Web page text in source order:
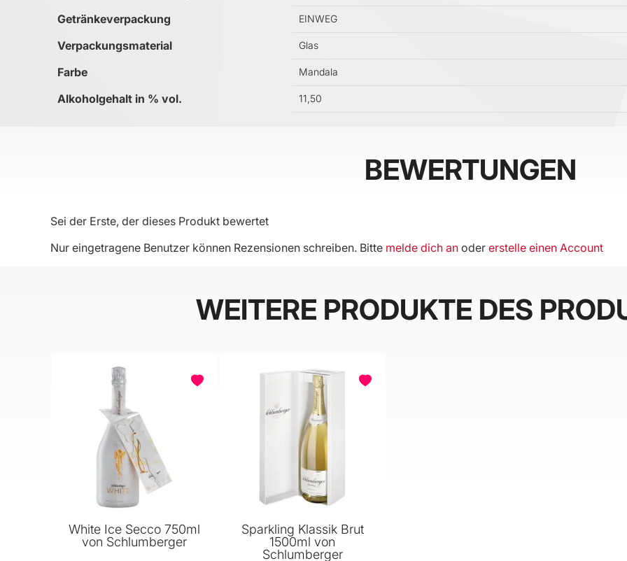
Getränkeverpackung EINWEG
Verpackungsmaterial Glas
Farbe Mandala
Alkoholgehalt in % vol. 11,50
BEWERTUNGEN
Sei der Erste, der dieses Produkt bewertet
Nur eingetragene Benutzer können Rezensionen schreiben. Bitte melde dich an oder erstelle einen Account
WEITERE PRODUKTE DES
White Ice Secco 750ml
von Schlumberger
Sparkling Klassik Brut
1500ml von
Schlumberger